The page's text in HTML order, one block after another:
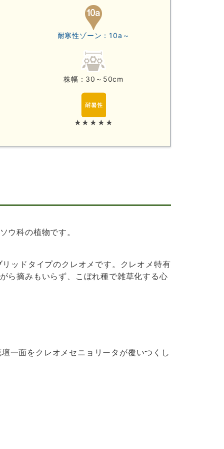
耐寒性ゾーン：10a～
株幅：30～50cm
★★★★★
ウ科の植物です。
ッドタイプのクレオメです。クレオメ特有
ら摘みもいらず、こぼれ種で雑草化する心
一面をクレオメセニョリータが覆いつくし